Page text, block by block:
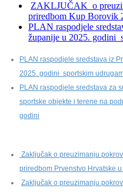
ZAKLJUČAK o
priredbom Kup Borovik
PLAN raspodjele
županije u 2025. godini
PLAN raspodjele sredstava iz
2025. godini sportskim
PLAN raspodjele sredstava za
sportske objekte i terene na
godini
Zaključak o preuzimanju
priredbom Prvenstvo Hrvatske
Zaključak o preuzimanju